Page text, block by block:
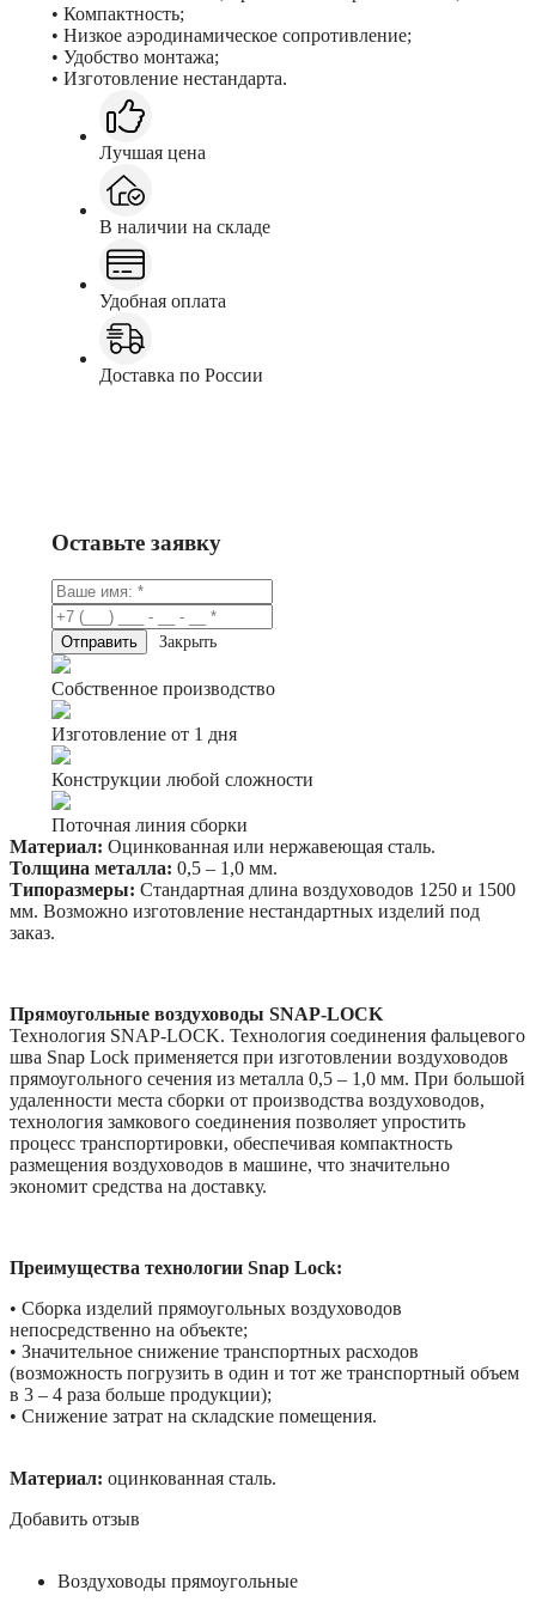
• Компактность;
• Низкое аэродинамическое сопротивление;
• Удобство монтажа;
• Изготовление нестандарта.
Лучшая цена
В наличии на складе
Удобная оплата
Доставка по России
Оставьте заявку
Закрыть
Собственное производство
Изготовление от 1 дня
Конструкции любой сложности
Поточная линия сборки
Материал: Оцинкованная или нержавеющая сталь.
Толщина металла: 0,5 – 1,0 мм.
Типоразмеры: Стандартная длина воздуховодов 1250 и 1500
мм. Возможно изготовление нестандартных изделий под
заказ.
Прямоугольные воздуховоды SNAP-LOCK
Технология SNAP-LOCK. Технология соединения фальцевого
шва Snap Lock применяется при изготовлении воздуховодов
прямоугольного сечения из металла 0,5 – 1,0 мм. При большой
удаленности места сборки от производства воздуховодов,
технология замкового соединения позволяет упростить
процесс транспортировки, обеспечивая компактность
размещения воздуховодов в машине, что значительно
экономит средства на доставку.
Преимущества технологии Snap Lock:
• Сборка изделий прямоугольных воздуховодов
непосредственно на объекте;
• Значительное снижение транспортных расходов
(возможность погрузить в один и тот же транспортный объем
в 3 – 4 раза больше продукции);
• Снижение затрат на складские помещения.
Материал: оцинкованная сталь.
Добавить отзыв
Воздуховоды прямоугольные